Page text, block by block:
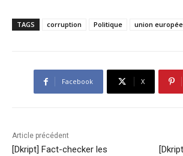
TAGS corruption Politique union
Facebook X
Article précédent
[Dkript] Fact-checker les